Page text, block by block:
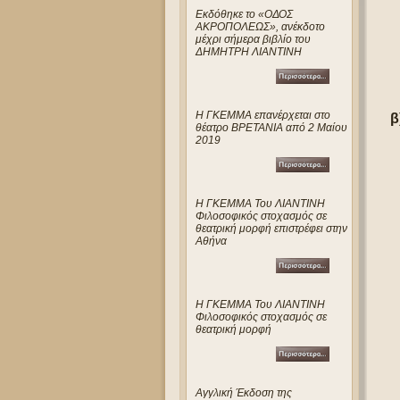
Eκδόθηκε το «ΟΔΟΣ
ΑΚΡΟΠΟΛΕΩΣ», ανέκδοτο
μέχρι σήμερα βιβλίο του
ΔΗΜΗΤΡΗ ΛΙΑΝΤΙΝΗ
Η ΓΚΕΜΜΑ επανέρχεται στο
θέατρο ΒΡΕΤΑΝΙΑ από 2 Μαίου
2019
Η ΓΚΕΜΜΑ Του ΛΙΑΝΤΙΝΗ
Φιλοσοφικός στοχασμός σε
θεατρική μορφή επιστρέφει στην
Αθήνα
Η ΓΚΕΜΜΑ Του ΛΙΑΝΤΙΝΗ
Φιλοσοφικός στοχασμός σε
θεατρική μορφή
Αγγλική Έκδοση της